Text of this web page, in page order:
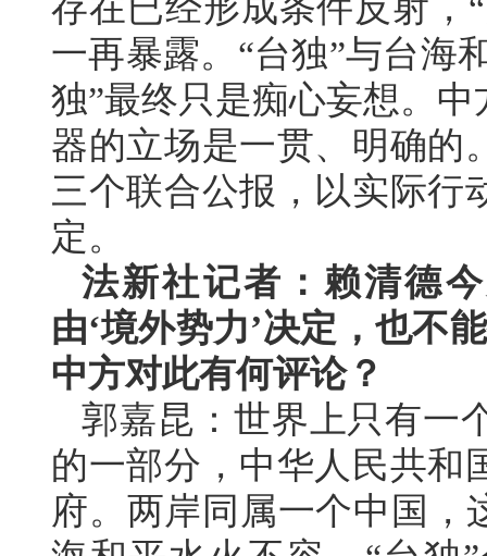
存在已经形成条件反射，
一再暴露。“台独”与台海
独”最终只是痴心妄想。
器的立场是一贯、明确的
三个联合公报，以实际行
定。
法新社记者：赖清德
由‘境外势力’决定，也不
中方对此有何评论？
郭嘉昆：世界上只有一
的一部分，中华人民共和
府。两岸同属一个中国，